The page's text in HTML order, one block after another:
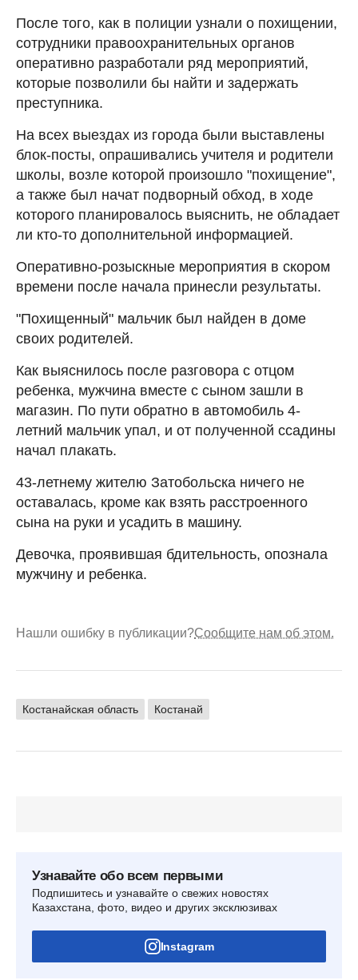
После того, как в полиции узнали о похищении,
сотрудники правоохранительных органов
оперативно разработали ряд мероприятий,
которые позволили бы найти и задержать
преступника.
На всех выездах из города были выставлены
блок-посты, опрашивались учителя и родители
школы, возле которой произошло "похищение",
а также был начат подворный обход, в ходе
которого планировалось выяснить, не обладает
ли кто-то дополнительной информацией.
Оперативно-розыскные мероприятия в скором
времени после начала принесли результаты.
"Похищенный" мальчик был найден в доме
своих родителей.
Как выяснилось после разговора с отцом
ребенка, мужчина вместе с сыном зашли в
магазин. По пути обратно в автомобиль 4-
летний мальчик упал, и от полученной ссадины
начал плакать.
43-летнему жителю Затобольска ничего не
оставалась, кроме как взять расстроенного
сына на руки и усадить в машину.
Девочка, проявившая бдительность, опознала
мужчину и ребенка.
Нашли ошибку в публикации?Сообщите нам об этом.
Костанайская область Костанай
Узнавайте обо всем первыми
Подпишитесь и узнавайте о свежих новостях
Казахстана, фото, видео и других эксклюзивах
Instagram